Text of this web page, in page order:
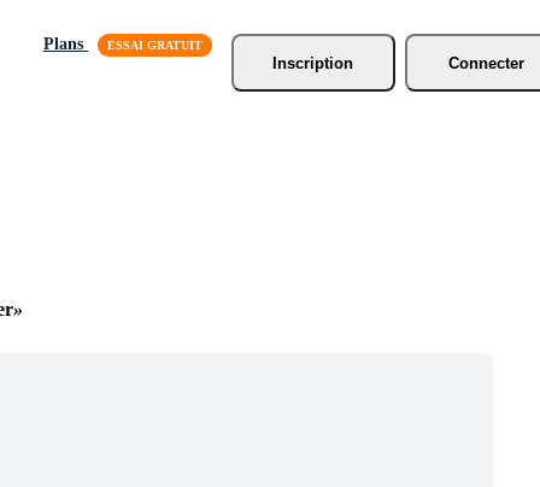
Plans
Inscription
Connecter